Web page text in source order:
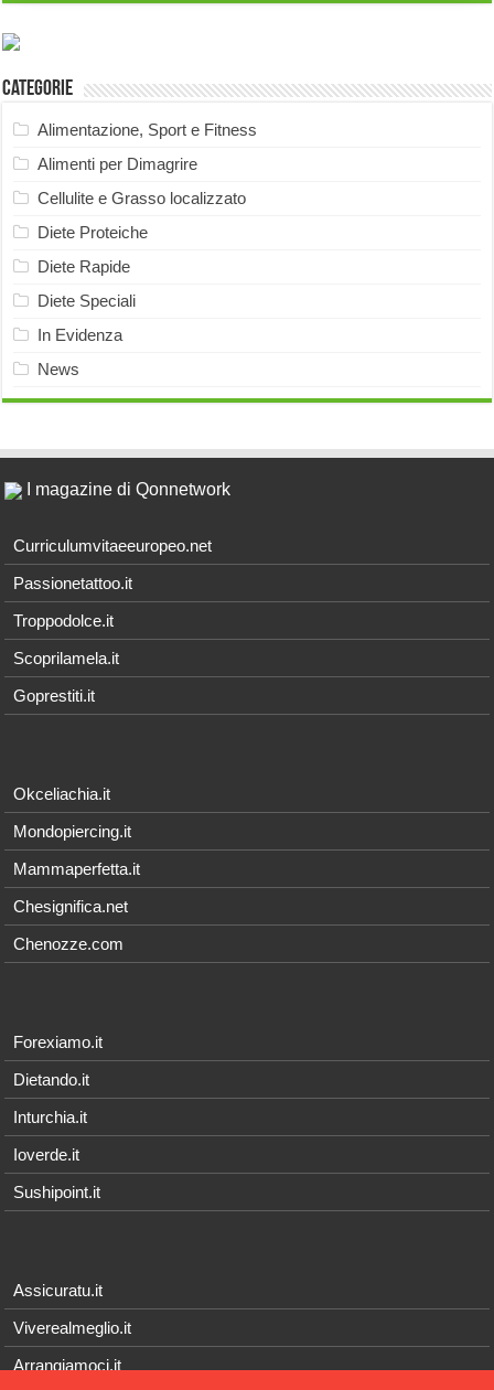
Categorie
Alimentazione, Sport e Fitness
Alimenti per Dimagrire
Cellulite e Grasso localizzato
Diete Proteiche
Diete Rapide
Diete Speciali
In Evidenza
News
I magazine di Qonnetwork
Curriculumvitaeeuropeo.net
Passionetattoo.it
Troppodolce.it
Scoprilamela.it
Goprestiti.it
Okceliachia.it
Mondopiercing.it
Mammaperfetta.it
Chesignifica.net
Chenozze.com
Forexiamo.it
Dietando.it
Inturchia.it
Ioverde.it
Sushipoint.it
Assicuratu.it
Viverealmeglio.it
Arrangiamoci.it